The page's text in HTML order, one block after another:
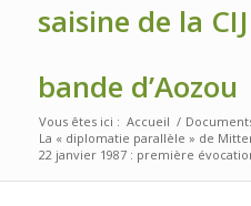
saisine de la
bande d’Aozou
Vous êtes ici : Accueil /
La « diplomatie parallèle » de
22 janvier 1987 : première